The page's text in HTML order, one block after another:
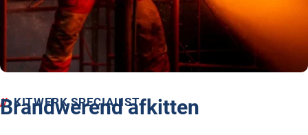
KITWERK SPECIALIST
Brandwerend afkitten